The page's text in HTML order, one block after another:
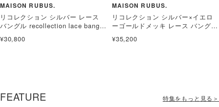
MAISON RUBUS.
リコレクション シルバー レース
バングル recollection lace bangle
¥30,800
MAISON RUBUS.
リコレクション シルバー×イエロ
ーゴールドメッキ レース バングル
¥35,200
FEATURE 特集をもっと見る＞